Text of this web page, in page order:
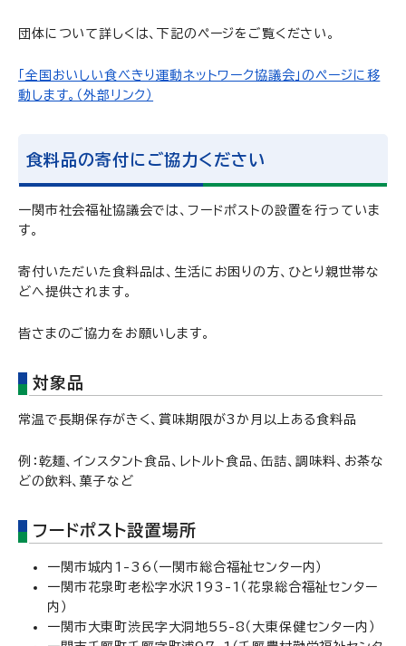
団体について詳しくは、下記のページをご覧ください。
「全国おいしい食べきり運動ネットワーク協議会」のページに移
動します。（外部リンク）
食料品の寄付にご協力ください
一関市社会福祉協議会では、フードポストの設置を行っていま
す。
寄付いただいた食料品は、生活にお困りの方、ひとり親世帯な
どへ提供されます。
皆さまのご協力をお願いします。
対象品
常温で長期保存がきく、賞味期限が3か月以上ある食料品
例：乾麺、インスタント食品、レトルト食品、缶詰、調味料、お茶な
どの飲料、菓子など
フードポスト設置場所
一関市城内1-36（一関市総合福祉センター内）
一関市花泉町老松字水沢193-1（花泉総合福祉センター
内）
一関市大東町渋民字大洞地55-8（大東保健センター内）